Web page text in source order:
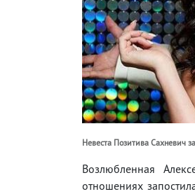
Невеста Позитива Сахневич
Возлюбленная
отношениях